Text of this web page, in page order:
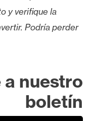
y verifique la
Podría perder
nuestro
boletín